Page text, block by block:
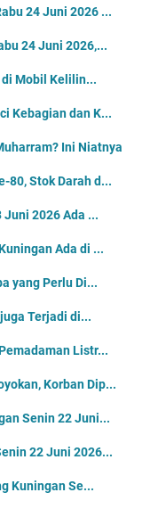
24 Juni 2026 ...
24 Juni 2026,...
di Mobil Kelilin...
Kebagian dan K...
Ini Niatnya
80, Stok Darah d...
2026 Ada ...
Ada di ...
yang Perlu Di...
Terjadi di...
Listr...
Korban Dip...
Senin 22 Juni...
22 Juni 2026...
Kuningan Se...